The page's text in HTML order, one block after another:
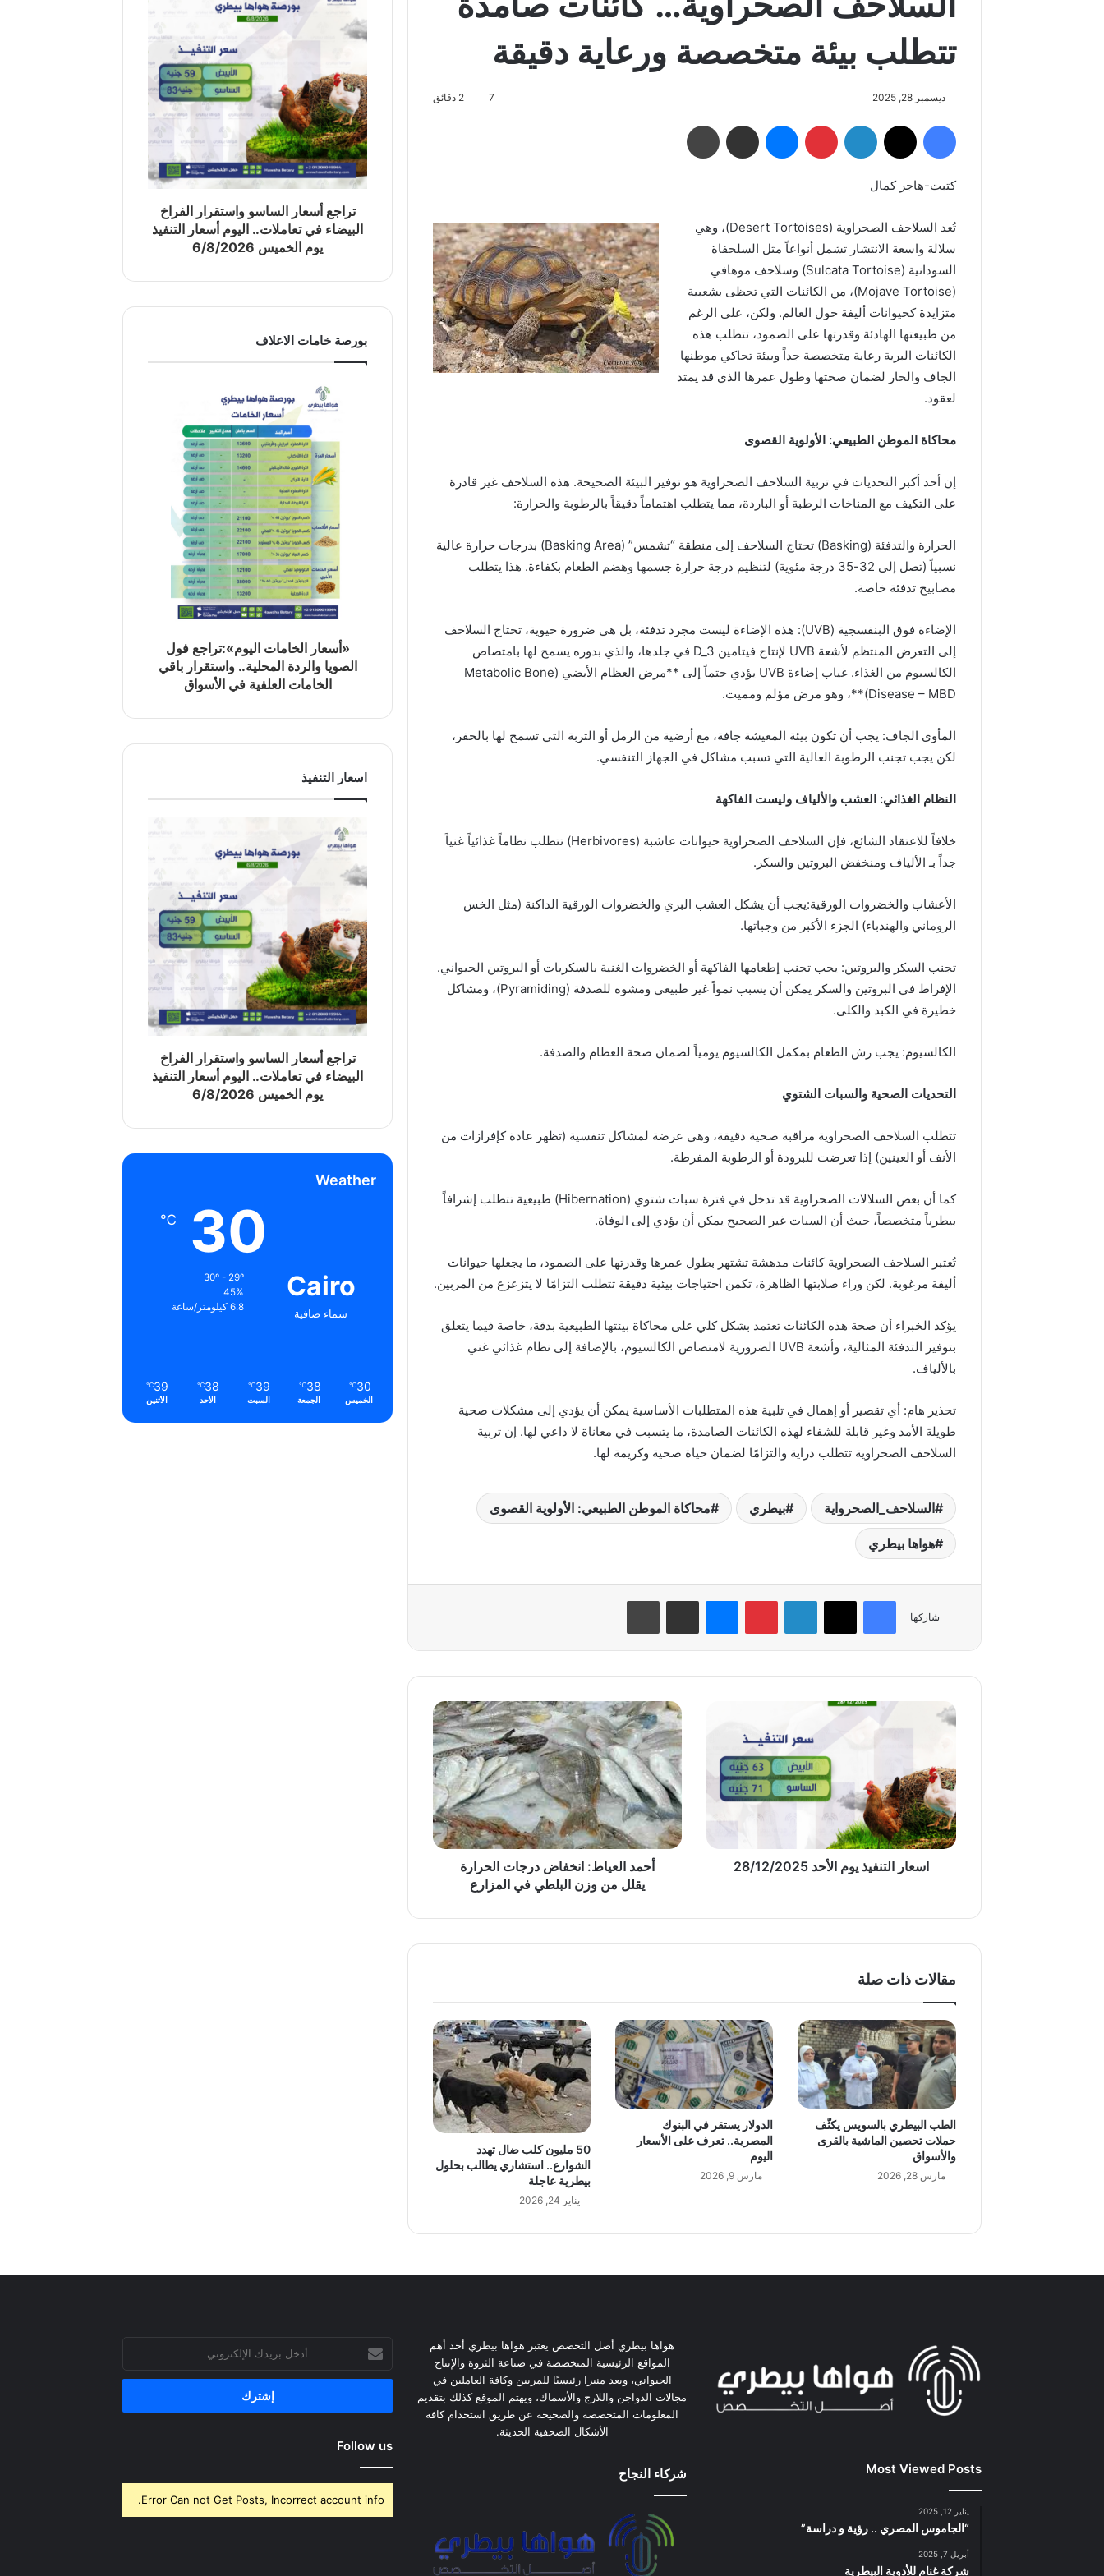
تتطلب بيئة متخصصة ورعاية دقيقة
ديسمبر 28, 2025 7 2 دقائق
فيسبوك لينكدإن بينتيريست ماسنجر مشاركة عبر البريد
كتبت-هاجر كمال
تُعد السلاحف الصحراوية (Desert Tortoises)، وهي
سلالة واسعة الانتشار تشمل أنواعاً مثل السلحفاة
السودانية (Sulcata Tortoise) وسلاحف موهافي
(Mojave Tortoise)، من الكائنات التي تحظى بشعبية
متزايدة كحيوانات أليفة حول العالم. ولكن، على الرغم
من طبيعتها الهادئة وقدرتها على الصمود، تتطلب هذه
الكائنات البرية رعاية متخصصة جداً وبيئة تحاكي موطنها
الجاف والحار لضمان صحتها وطول عمرها الذي قد يمتد
لعقود.
محاكاة الموطن الطبيعي: الأولوية القصوى
إن أحد أكبر التحديات في تربية السلاحف الصحراوية هو توفير البيئة الصحيحة. هذه السلاحف غير قادرة
على التكيف مع المناخات الرطبة أو الباردة، مما يتطلب اهتماماً دقيقاً بالرطوبة والحرارة:
الحرارة والتدفئة (Basking) تحتاج السلاحف إلى منطقة “تشمس” (Basking Area) بدرجات حرارة عالية
نسبياً (تصل إلى 32-35 درجة مئوية) لتنظيم درجة حرارة جسمها وهضم الطعام بكفاءة. هذا يتطلب
مصابيح تدفئة خاصة.
الإضاءة فوق البنفسجية (UVB): هذه الإضاءة ليست مجرد تدفئة، بل هي ضرورة حيوية، تحتاج السلاحف
إلى التعرض المنتظم لأشعة UVB لإنتاج فيتامين D_3 في جلدها، والذي بدوره يسمح لها بامتصاص
الكالسيوم من الغذاء. غياب إضاءة UVB يؤدي حتماً إلى **مرض العظام الأيضي (Metabolic Bone
Disease – MBD)**، وهو مرض مؤلم ومميت.
المأوى الجاف: يجب أن تكون بيئة المعيشة جافة، مع أرضية من الرمل أو التربة التي تسمح لها بالحفر،
لكن يجب تجنب الرطوبة العالية التي تسبب مشاكل في الجهاز التنفسي.
النظام الغذائي: العشب والألياف وليست الفاكهة
خلافاً للاعتقاد الشائع، فإن السلاحف الصحراوية حيوانات عاشبة (Herbivores) تتطلب نظاماً غذائياً غنياً
جداً بـ الألياف ومنخفض البروتين والسكر.
الأعشاب والخضروات الورقية:يجب أن يشكل العشب البري والخضروات الورقية الداكنة (مثل الخس
الروماني والهندباء) الجزء الأكبر من وجباتها.
تجنب السكر والبروتين: يجب تجنب إطعامها الفاكهة أو الخضروات الغنية بالسكريات أو البروتين الحيواني.
الإفراط في البروتين والسكر يمكن أن يسبب نمواً غير طبيعي ومشوه للصدفة (Pyramiding)، ومشاكل
خطيرة في الكبد والكلى.
الكالسيوم: يجب رش الطعام بمكمل الكالسيوم يومياً لضمان صحة العظام والصدفة.
التحديات الصحية والسبات الشتوي
تتطلب السلاحف الصحراوية مراقبة صحية دقيقة، وهي عرضة لمشاكل تنفسية (تظهر عادة كإفرازات من
الأنف أو العينين) إذا تعرضت للبرودة أو الرطوبة المفرطة.
كما أن بعض السلالات الصحراوية قد تدخل في فترة سبات شتوي (Hibernation) طبيعية تتطلب إشرافاً
بيطرياً متخصصاً، حيث أن السبات غير الصحيح يمكن أن يؤدي إلى الوفاة.
تُعتبر السلاحف الصحراوية كائنات مدهشة تشتهر بطول عمرها وقدرتها على الصمود، ما يجعلها حيوانات
أليفة مرغوبة. لكن وراء صلابتها الظاهرة، تكمن احتياجات بيئية دقيقة تتطلب التزامًا لا يتزعزع من المربين.
يؤكد الخبراء أن صحة هذه الكائنات تعتمد بشكل كلي على محاكاة بيئتها الطبيعية بدقة، خاصة فيما يتعلق
بتوفير التدفئة المثالية، وأشعة UVB الضرورية لامتصاص الكالسيوم، بالإضافة إلى نظام غذائي غني
بالألياف.
تحذير هام: أي تقصير أو إهمال في تلبية هذه المتطلبات الأساسية يمكن أن يؤدي إلى مشكلات صحية
طويلة الأمد وغير قابلة للشفاء لهذه الكائنات الصامدة، ما يتسبب في معاناة لا داعي لها. إن تربية
السلاحف الصحراوية تتطلب دراية والتزامًا لضمان حياة صحية وكريمة لها.
السلاحف_الصحرواية بيطري محاكاة الموطن الطبيعي: الأولوية القصوى
هواها بيطري
شاركها
فيسبوك ‫X لينكدإن بينتيريستماسنجر مشاركة عبر البريد طباعة
اسعار
التنفيذ
28/12/2025
اسعار التنفيذ يوم الأحد 28/12/2025
أحمد
العياط:
انخفاض
درجات
الحرارة
يقلل
من
وزن
البلطي
أحمد العياط: انخفاض درجات الحرارة
يقلل من وزن البلطي في المزارع
مقالات ذات صلة
الطب البيطري بالسويس يكثّف
حملات تحصين الماشية بالقرى
والأسواق
مارس 28, 2026
الدولار يستقر في البنوك
المصرية.. تعرف على الأسعار
اليوم
مارس 9, 2026
50 مليون كلب ضال تهدد
الشوارع.. استشاري يطالب بحلول
بيطرية عاجلة
يناير 24, 2026
تراجع أسعار الساسو واستقرار الفراخ
البيضاء في تعاملات.. اليوم أسعار التنفيذ
يوم الخميس 6/8/2026
بورصة خامات الاعلاف
«أسعار الخامات اليوم»:تراجع فول
الصويا والردة المحلية.. واستقرار باقي
الخامات العلفية في الأسواق
اسعار التنفيذ
تراجع أسعار الساسو واستقرار الفراخ
البيضاء في تعاملات.. اليوم أسعار التنفيذ
يوم الخميس 6/8/2026
Weather
Cairo
سماء صافية
30
℃
30º - 29º
45%
6.8 كيلومتر/ساعة
30
℃
الخميس
38
℃
الجمعة
39
℃
السبت
38
℃
الأحد
39
℃
الأثنين
Most Viewed Posts
يناير 12, 2025
“الجاموس المصري .. رؤية و دراسة”
أبريل 7, 2025
شركة غنام للأدوية البيطرية
هواها بيطري أصل التخصص يعتبر هواها بيطري أحد أهم
المواقع الرئيسية المتخصصة في صناعة الثروة والإنتاج
الحيواني، ويعد منبرا رئيسيًا للمربين وكافة العاملين في
مجالات الدواجن واللارج والأسماك، ويهتم الموقع كذلك بتقديم
المعلومات المتخصصة والصحيحة عن طريق استخدام كافة
الأشكال الصحفية الحديثة.
شركاء النجاح
بريدك
الإلكتروني
Follow us
Error Can not Get Posts, Incorrect account info.